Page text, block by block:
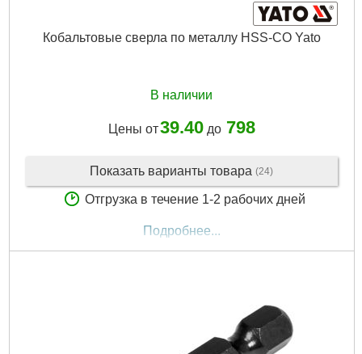
Кобальтовые сверла по металлу HSS-CO Yato
В наличии
Цены от39.40до 798
Показать варианты товара (24)
Отгрузка в течение 1-2 рабочих дней
Подробнее...